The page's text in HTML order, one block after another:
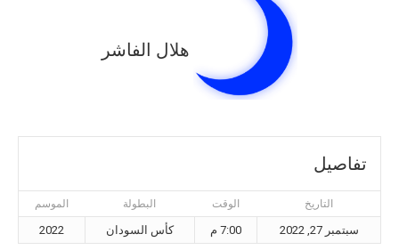
هلال الفاشر
تفاصيل
التاريخ الوقت البطولة الموسم
سبتمبر 27, 2022 7:00 م كأس السودان 2022